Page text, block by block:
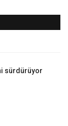
sürdürüyor